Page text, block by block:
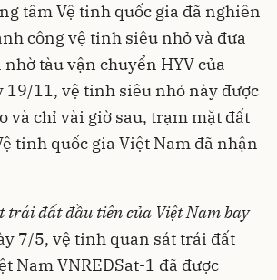
tâm Vệ tinh quốc gia đã nghiên
công vệ tinh siêu nhỏ và đưa
tàu vận chuyển HYV của
19/11, vệ tinh siêu nhỏ này được
và chỉ vài giờ sau, trạm mặt đất
tinh quốc gia Việt Nam đã nhận
trái đất đầu tiên của Việt Nam bay
7/5, vệ tinh quan sát trái đất
Nam VNREDSat-1 đã được